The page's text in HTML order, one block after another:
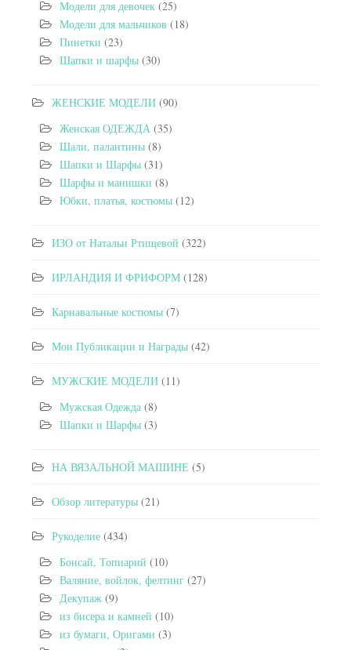
Модели для девочек (25)
Модели для мальчиков (18)
Пинетки (23)
Шапки и шарфы (30)
ЖЕНСКИЕ МОДЕЛИ (90)
Женская ОДЕЖДА (35)
Шали, палантины (8)
Шапки и Шарфы (31)
Шарфы и манишки (8)
Юбки, платья, костюмы (12)
ИЗО от Натальи Ртищевой (322)
ИРЛАНДИЯ И ФРИФОРМ (128)
Карнавальные костюмы (7)
Мои Публикации и Награды (42)
МУЖСКИЕ МОДЕЛИ (11)
Мужская Одежда (8)
Шапки и Шарфы (3)
НА ВЯЗАЛЬНОЙ МАШИНЕ (5)
Обзор литературы (21)
Рукоделие (434)
Бонсай, Топиарий (10)
Валяние, войлок, фелтинг (27)
Декупаж (9)
из бисера и камней (10)
из бумаги, Оригами (3)